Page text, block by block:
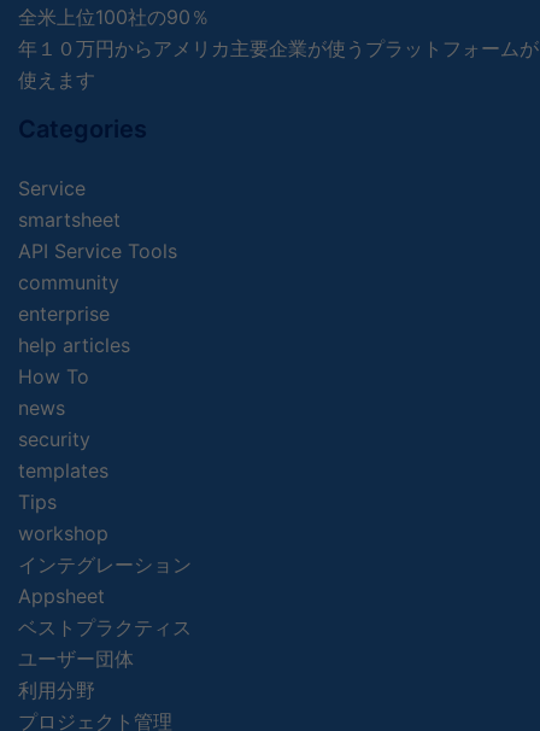
全米上位100社の90％
年１０万円からアメリカ主要企業が使うプラットフォームが
使えます
Categories
Service
smartsheet
API Service Tools
community
enterprise
help articles
How To
news
security
templates
Tips
workshop
インテグレーション
Appsheet
ベストプラクティス
ユーザー団体
利用分野
プロジェクト管理